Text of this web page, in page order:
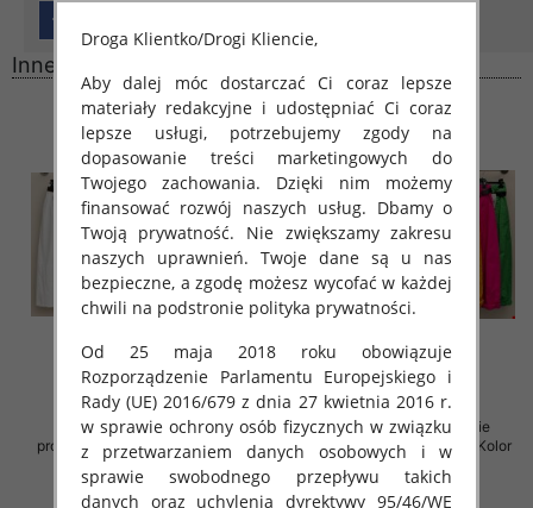
Inne produkty
Spodnie damskie (Włoskie
produkt) Roz Standard, Mix Kolor
Paczka 5 szt
43.00 zł
Spodnie damskie (Włoskie
produkt) Roz Standard, Mix Kolor
Paczka 5 szt
72.00 zł
Droga Klientko/Drogi Kliencie,
Aby dalej móc dostarczać Ci coraz lepsze
materiały redakcyjne i udostępniać Ci coraz
lepsze usługi, potrzebujemy zgody na
dopasowanie treści marketingowych do
Twojego zachowania. Dzięki nim możemy
finansować rozwój naszych usług. Dbamy o
Twoją prywatność. Nie zwiększamy zakresu
naszych uprawnień. Twoje dane są u nas
bezpieczne, a zgodę możesz wycofać w każdej
chwili na podstronie polityka prywatności.
Od 25 maja 2018 roku obowiązuje
Rozporządzenie Parlamentu Europejskiego i
Rady (UE) 2016/679 z dnia 27 kwietnia 2016 r.
w sprawie ochrony osób fizycznych w związku
z przetwarzaniem danych osobowych i w
sprawie swobodnego przepływu takich
danych oraz uchylenia dyrektywy 95/46/WE